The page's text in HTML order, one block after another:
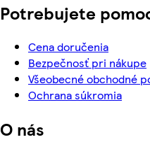
Potrebujete
Cena doručenia
Bezpečnosť pri nákupe
Všeobecné obchodné
Ochrana súkromia
O nás